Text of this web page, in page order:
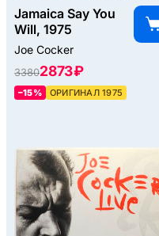
Jamaica Say You
Will, 1975
Joe Cocker
33802873 ₽
–15% ОРИГИНАЛ 1975